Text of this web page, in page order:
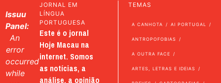
Issuu
Panel:
An
error
occurred
while
JORNAL EM
LÍNGUA
PORTUGUESA
Este é o jornal
Hoje Macau na
internet. Somos
as notícias, a
análise, a opinião
TEMAS
A CANHOTA AI PORTUGAL
ANTROPOFOBIAS
A OUTRA FACE
ARTES, LETRAS E IDEIAS